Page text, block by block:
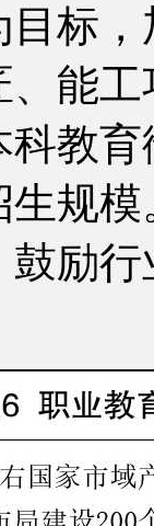
标
能
教
规
励